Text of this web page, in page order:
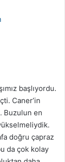
başlıyordu.
Caner’in
Buzulun en
doğru çapraz
da çok kolay